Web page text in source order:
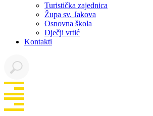
Turistička zajednica
Župa sv. Jakova
Osnovna škola
Dječji vrtić
Kontakti